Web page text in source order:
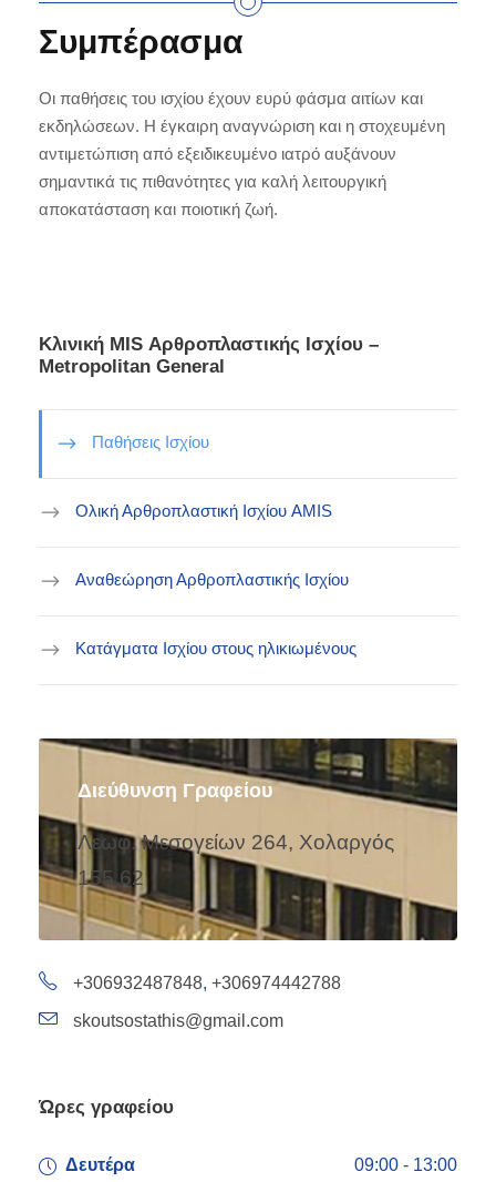
Συμπέρασμα
Οι παθήσεις του ισχίου έχουν ευρύ φάσμα αιτίων και
εκδηλώσεων. Η έγκαιρη αναγνώριση και η στοχευμένη
αντιμετώπιση από εξειδικευμένο ιατρό αυξάνουν
σημαντικά τις πιθανότητες για καλή λειτουργική
αποκατάσταση και ποιοτική ζωή.
Κλινική ΜIS Αρθροπλαστικής Ισχίου –
Metropolitan General
Παθήσεις Ισχίου
Ολική Αρθροπλαστική Ισχίου AMIS
Αναθεώρηση Αρθροπλαστικής Ισχίου
Κατάγματα Ισχίου στους ηλικιωμένους
Διεύθυνση Γραφείου
Λεωφ. Μεσογείων 264, Χολαργός
155 62
+306932487848, +306974442788
skoutsostathis@gmail.com
Ώρες γραφείου
Δευτέρα 09:00 - 13:00